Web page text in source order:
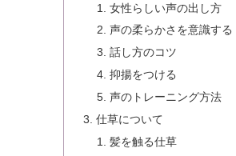
女性らしい声の出し方
声の柔らかさを意識する
話し方のコツ
抑揚をつける
声のトレーニング方法
仕草について
髪を触る仕草